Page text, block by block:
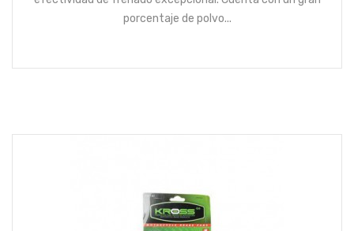
porcentaje de polvo...